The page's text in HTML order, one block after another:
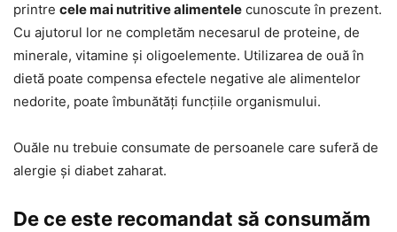
printre cele mai nutritive alimentele cunoscute în prezent.
Cu ajutorul lor ne completăm necesarul de proteine, de
minerale, vitamine și oligoelemente. Utilizarea de ouă în
dietă poate compensa efectele negative ale alimentelor
nedorite, poate îmbunătăți funcțiile organismului.
Ouăle nu trebuie consumate de persoanele care suferă de
alergie și diabet zaharat.
De ce este recomandat să consumăm